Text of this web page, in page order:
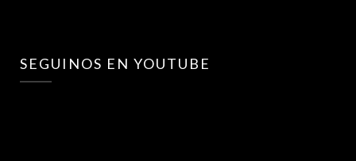
SEGUINOS EN YOUTUBE